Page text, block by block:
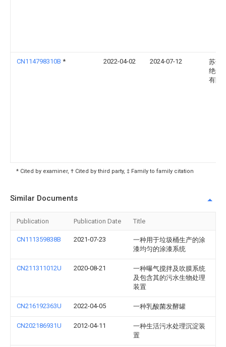
CN114798310B * 2022-04-02 2024-07-12
苏州
绝缘
有限
* Cited by examiner, † Cited by third party, ‡ Family to family citation
Similar Documents
Publication Publication Date Title
CN111359838B 2021-07-23
一种用于垃圾桶生产的涂
漆均匀的涂漆系统
CN211311012U 2020-08-21
一种曝气搅拌及吹膜系统
及包含其的污水生物处理
装置
CN216192363U 2022-04-05 一种乳酸菌发酵罐
CN202186931U 2012-04-11
一种生活污水处理沉淀装
置